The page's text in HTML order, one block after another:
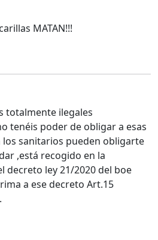
MATAN!!!
totalmente ilegales
tenéis poder de obligar a esas
sanitarios pueden obligarte
,está recogido en la
decreto ley 21/2020 del boe
a ese decreto Art.15